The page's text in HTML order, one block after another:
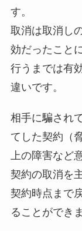
す。
取消は取消し
効だったこと
行うまでは有
違いです。
相手に騙され
てした契約（
上の障害など
契約の取消を
契約時点まで
ることができ